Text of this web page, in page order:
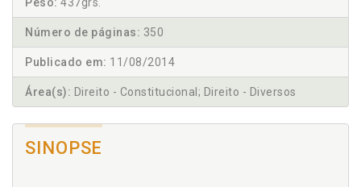
Peso: 437grs.
Número de páginas: 350
Publicado em: 11/08/2014
Área(s): Direito - Constitucional; Direito - Diversos
SINOPSE